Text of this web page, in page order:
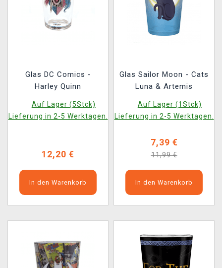
Glas DC Comics -
Harley Quinn
Auf Lager (5Stck)
Lieferung in 2-5 Werktagen.
12,20 €
In den Warenkorb
Glas Sailor Moon - Cats
Luna & Artemis
Auf Lager (1Stck)
Lieferung in 2-5 Werktagen.
7,39 €
11,99 €
In den Warenkorb